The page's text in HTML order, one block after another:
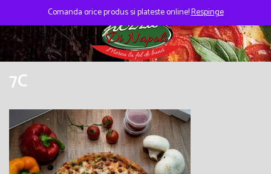
Comanda orice produs si plateste online!Respinge
7C